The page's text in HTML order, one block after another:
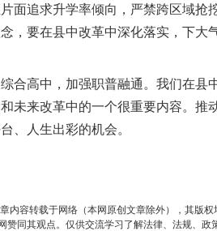
追求升学率倾向，严禁跨区域抢
，要在县中改革中深化落实，下
高中，加强职普融通。我们在县
未来改革中的一个很重要内容。
、人生出彩的机会。
内容转载于网络（本网原创文章除外），其
赞同其观点。仅供交流学习了解法律、法规、